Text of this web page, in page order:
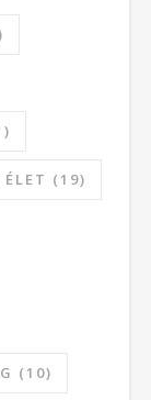
ÉLET (19)
(10)